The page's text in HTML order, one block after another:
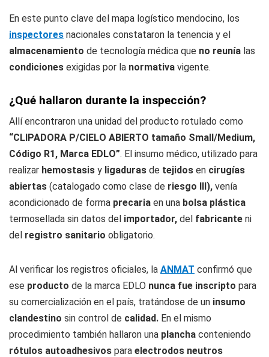
En este punto clave del mapa logístico mendocino, los
inspectores nacionales constataron la tenencia y el
almacenamiento de tecnología médica que no reunía las
condiciones exigidas por la normativa vigente.
¿Qué hallaron durante la inspección?
Allí encontraron una unidad del producto rotulado como
“CLIPADORA P/CIELO ABIERTO tamaño Small/Medium,
Código R1, Marca EDLO”. El insumo médico, utilizado para
realizar hemostasis y ligaduras de tejidos en cirugías
abiertas (catalogado como clase de riesgo III), venía
acondicionado de forma precaria en una bolsa plástica
termosellada sin datos del importador, del fabricante ni
del registro sanitario obligatorio.
Al verificar los registros oficiales, la ANMAT confirmó que
ese producto de la marca EDLO nunca fue inscripto para
su comercialización en el país, tratándose de un insumo
clandestino sin control de calidad. En el mismo
procedimiento también hallaron una plancha conteniendo
rótulos autoadhesivos para electrodos neutros